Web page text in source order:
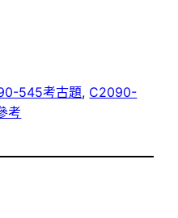
545考古題, C2090-
考